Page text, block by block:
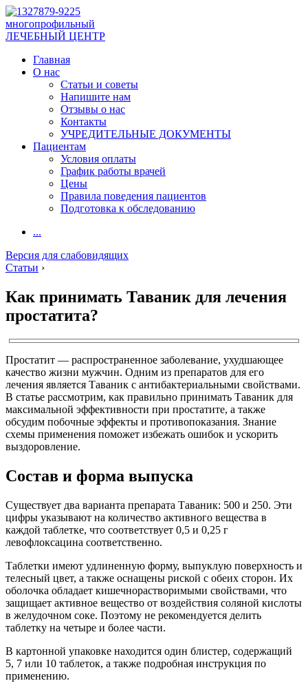
многопрофильный
ЛЕЧЕБНЫЙ ЦЕНТР
Главная
О нас
Статьи и советы
Напишите нам
Отзывы о нас
Контакты
УЧРЕДИТЕЛЬНЫЕ ДОКУМЕНТЫ
Пациентам
Условия оплаты
График работы врачей
Цены
Правила поведения пациентов
Подготовка к обследованию
...
Версия для слабовидящих
Статьи ›
Как принимать Таваник для лечения
простатита?
Простатит — распространенное заболевание, ухудшающее
качество жизни мужчин. Одним из препаратов для его
лечения является Таваник с антибактериальными свойствами.
В статье рассмотрим, как правильно принимать Таваник для
максимальной эффективности при простатите, а также
обсудим побочные эффекты и противопоказания. Знание
схемы применения поможет избежать ошибок и ускорить
выздоровление.
Состав и форма выпуска
Существует два варианта препарата Таваник: 500 и 250. Эти
цифры указывают на количество активного вещества в
каждой таблетке, что соответствует 0,5 и 0,25 г
левофлоксацина соответственно.
Таблетки имеют удлиненную форму, выпуклую поверхность и
телесный цвет, а также оснащены риской с обеих сторон. Их
оболочка обладает кишечнорастворимыми свойствами, что
защищает активное вещество от воздействия соляной кислоты
в желудочном соке. Поэтому не рекомендуется делить
таблетку на четыре и более части.
В картонной упаковке находится один блистер, содержащий
5, 7 или 10 таблеток, а также подробная инструкция по
применению.